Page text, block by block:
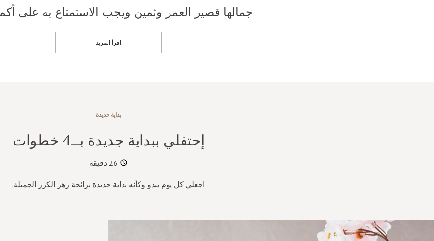
جمالها قصير العمر وثمين ويجب الاستمتاع به على
اقرأ المزيد
بداية جديدة
إحتفلي ببداية جديدة بــ4 خطوات
اجعلي كل يوم يبدو وكأنه بداية جديدة برائحة زهر الكرز الجميلة.